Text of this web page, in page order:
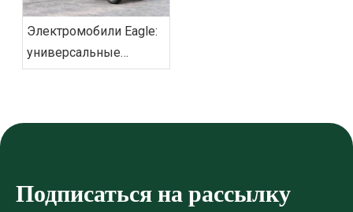
Электромобили Eagle:
универсальные
решения для
Подписаться на рассылку